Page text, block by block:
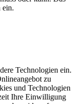
ein.
Technologien ein.
zu
und Technologien
Ihre Einwilligung